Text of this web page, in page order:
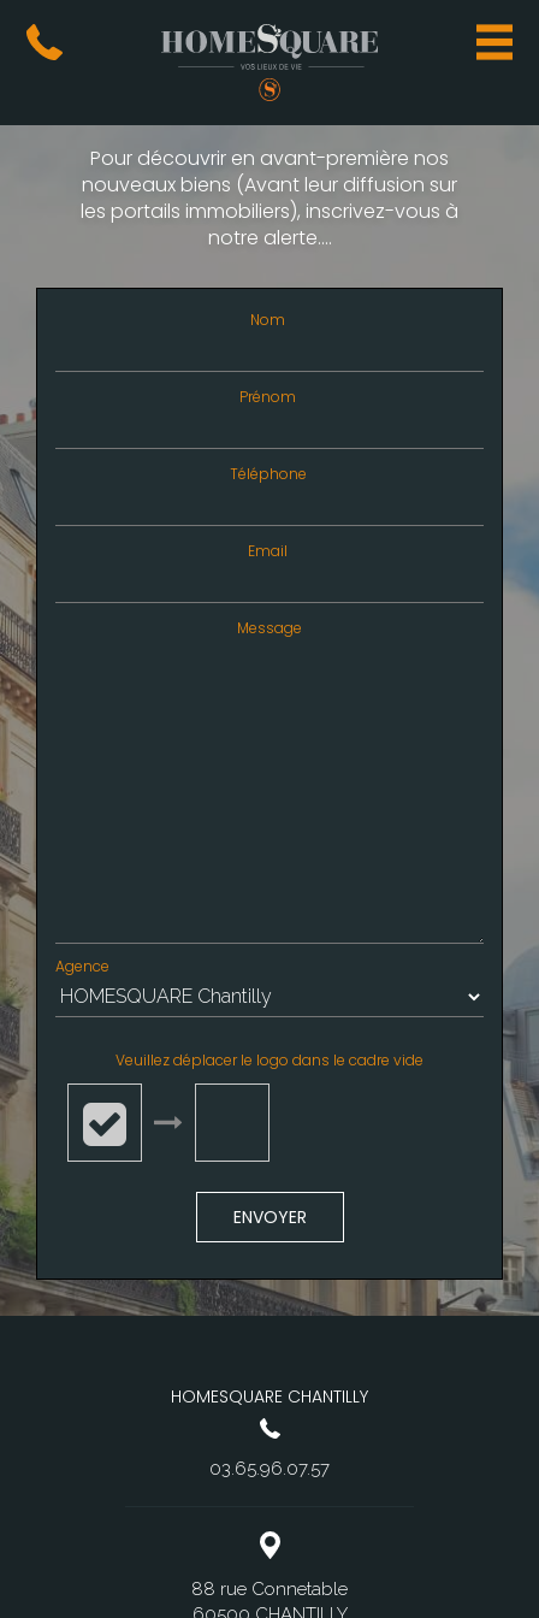
Pour découvrir en avant-première nos
nouveaux biens (Avant leur diffusion sur
les portails immobiliers), inscrivez-vous à
notre alerte....
Nom
Prénom
Téléphone
Email
Message
Agence
Veuillez déplacer le logo dans le cadre vide
ENVOYER
HOMESQUARE CHANTILLY
03.65.96.07.57
88 rue Connetable